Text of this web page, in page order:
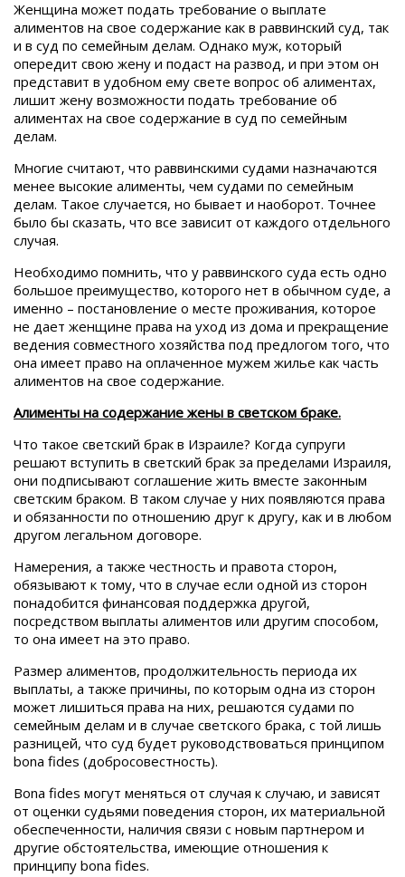
Женщина может подать требование о выплате
алиментов на свое содержание как в раввинский суд, так
и в суд по семейным делам. Однако муж, который
опередит свою жену и подаст на развод, и при этом он
представит в удобном ему свете вопрос об алиментах,
лишит жену возможности подать требование об
алиментах на свое содержание в суд по семейным
делам.
Многие считают, что раввинскими судами назначаются
менее высокие алименты, чем судами по семейным
делам. Такое случается, но бывает и наоборот. Точнее
было бы сказать, что все зависит от каждого отдельного
случая.
Необходимо помнить, что у раввинского суда есть одно
большое преимущество, которого нет в обычном суде, а
именно – постановление о месте проживания, которое
не дает женщине права на уход из дома и прекращение
ведения совместного хозяйства под предлогом того, что
она имеет право на оплаченное мужем жилье как часть
алиментов на свое содержание.
Алименты на содержание жены в светском браке.
Что такое светский брак в Израиле? Когда супруги
решают вступить в светский брак за пределами Израиля,
они подписывают соглашение жить вместе законным
светским браком. В таком случае у них появляются права
и обязанности по отношению друг к другу, как и в любом
другом легальном договоре.
Намерения, а также честность и правота сторон,
обязывают к тому, что в случае если одной из сторон
понадобится финансовая поддержка другой,
посредством выплаты алиментов или другим способом,
то она имеет на это право.
Размер алиментов, продолжительность периода их
выплаты, а также причины, по которым одна из сторон
может лишиться права на них, решаются судами по
семейным делам и в случае светского брака, с той лишь
разницей, что суд будет руководствоваться принципом
bona fides (добросовестность).
Bona fides могут меняться от случая к случаю, и зависят
от оценки судьями поведения сторон, их материальной
обеспеченности, наличия связи с новым партнером и
другие обстоятельства, имеющие отношения к
принципу bona fides.